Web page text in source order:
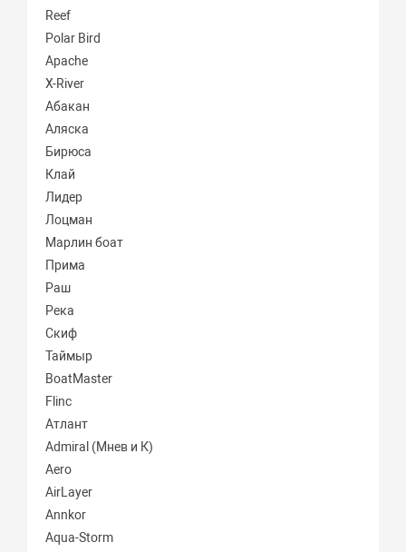
Reef
Polar Bird
Apache
X-River
Абакан
Аляска
Бирюса
Клай
Лидер
Лоцман
Марлин боат
Прима
Раш
Река
Скиф
Таймыр
BoatMaster
Flinc
Атлант
Admiral (Мнев и К)
Aero
AirLayer
Annkor
Aqua-Storm